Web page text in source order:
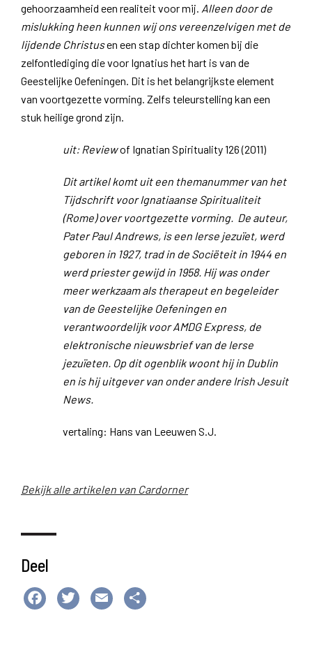
gehoorzaamheid een realiteit voor mij. Alleen door de
mislukking heen kunnen wij ons vereenzelvigen met de
lijdende Christusen een stap dichter komen bij die
zelfontlediging die voor Ignatius het hart is van de
Geestelijke Oefeningen. Dit is het belangrijkste element
van voortgezette vorming. Zelfs teleurstelling kan een
stuk heilige grond zijn.
uit: Reviewof Ignatian Spirituality 126 (2011)
Dit artikel komt uit een themanummer van het
Tijdschrift voor Ignatiaanse Spiritualiteit
(Rome) over voortgezette vorming. De auteur,
Pater Paul Andrews, is een Ierse jezuïet, werd
geboren in 1927, trad in de Sociëteit in 1944 en
werd priester gewijd in 1958. Hij was onder
meer werkzaam als therapeut en begeleider
van de Geestelijke Oefeningen en
verantwoordelijk voor AMDG Express, de
elektronische nieuwsbrief van de Ierse
jezuïeten. Op dit ogenblik woont hij in Dublin
en is hij uitgever van onder andere Irish Jesuit
News.
vertaling: Hans van Leeuwen S.J.
Bekijk alle artikelen van Cardorner
Deel
FacebookTwitter Email